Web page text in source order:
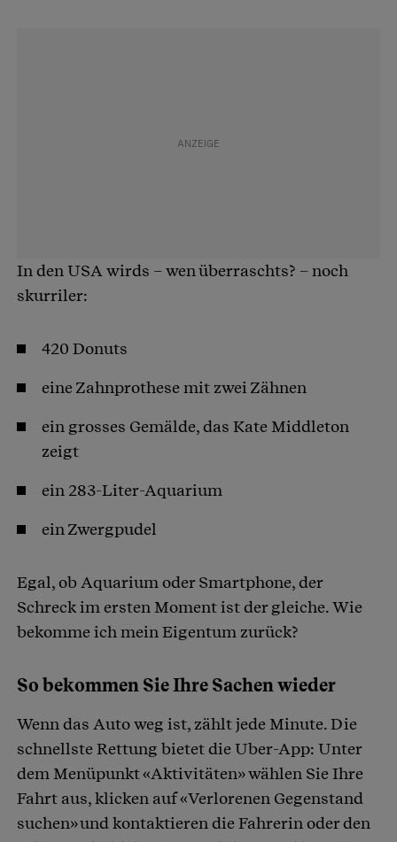
In den USA wirds – wen überraschts? – noch
skurriler:
420 Donuts
eine Zahnprothese mit zwei Zähnen
ein grosses Gemälde, das Kate Middleton
zeigt
ein 283-Liter-Aquarium
ein Zwergpudel
Egal, ob Aquarium oder Smartphone, der
Schreck im ersten Moment ist der gleiche. Wie
bekomme ich mein Eigentum zurück?
So bekommen Sie Ihre Sachen wieder
Wenn das Auto weg ist, zählt jede Minute. Die
schnellste Rettung bietet die Uber-App: Unter
dem Menüpunkt «Aktivitäten» wählen Sie Ihre
Fahrt aus, klicken auf «Verlorenen Gegenstand
suchen» und kontaktieren die Fahrerin oder den